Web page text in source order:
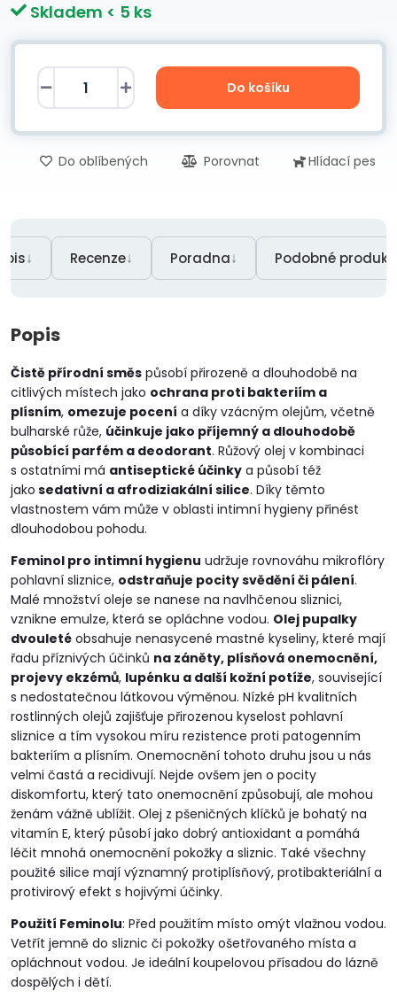
Skladem < 5 ks
Do košíku
Do oblíbených Porovnat Hlídací pes
↓ Recenze↓ Poradna↓ Podobné
Popis
Čistě přírodní směs působí přirozeně a dlouhodobě na
citlivých místech jako ochrana proti bakteriím a
plísním, omezuje pocení a díky vzácným olejům, včetně
bulharské růže, účinkuje jako příjemný a dlouhodobě
působící parfém a deodorant. Růžový olej v kombinaci
s ostatními má antiseptické účinky a působí též
jako sedativní a afrodiziakální silice. Díky těmto
vlastnostem vám může v oblasti intimní hygieny přinést
dlouhodobou pohodu.
Feminol pro intimní hygienu udržuje rovnováhu mikroflóry
pohlavní sliznice, odstraňuje pocity svědění či pálení.
Malé množství oleje se nanese na navlhčenou sliznici,
vznikne emulze, která se opláchne vodou. Olej pupalky
dvouleté obsahuje nenasycené mastné kyseliny, které mají
řadu příznivých účinků na záněty, plísňová onemocnění,
projevy ekzémů, lupénku a další kožní potíže, související
s nedostatečnou látkovou výměnou. Nízké pH kvalitních
rostlinných olejů zajišťuje přirozenou kyselost pohlavní
sliznice a tím vysokou míru rezistence proti patogenním
bakteriím a plísním. Onemocnění tohoto druhu jsou u nás
velmi častá a recidivují. Nejde ovšem jen o pocity
diskomfortu, který tato onemocnění způsobují, ale mohou
ženám vážně ublížit. Olej z pšeničných klíčků je bohatý na
vitamín E, který působí jako dobrý antioxidant a pomáhá
léčit mnohá onemocnění pokožky a sliznic. Také všechny
použité silice mají významný protiplísňový, protibakteriální a
protivirový efekt s hojivými účinky.
Použití Feminolu: Před použitím místo omýt vlažnou vodou.
Vetřít jemně do sliznic či pokožky ošetřovaného místa a
opláchnout vodou. Je ideální koupelovou přísadou do lázně
dospělých i dětí.